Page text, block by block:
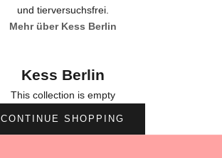
und tierversuchsfrei.
Mehr über Kess Berlin
Kess Berlin
This collection is empty
CONTINUE SHOPPING